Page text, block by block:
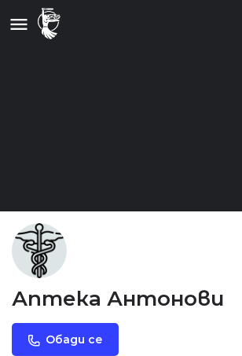
Аптека Антонови
Обади се